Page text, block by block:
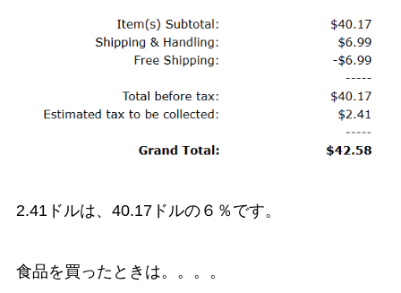
2.41ドルは、40.17ドルの６％です。
食品を買ったときは。。。。